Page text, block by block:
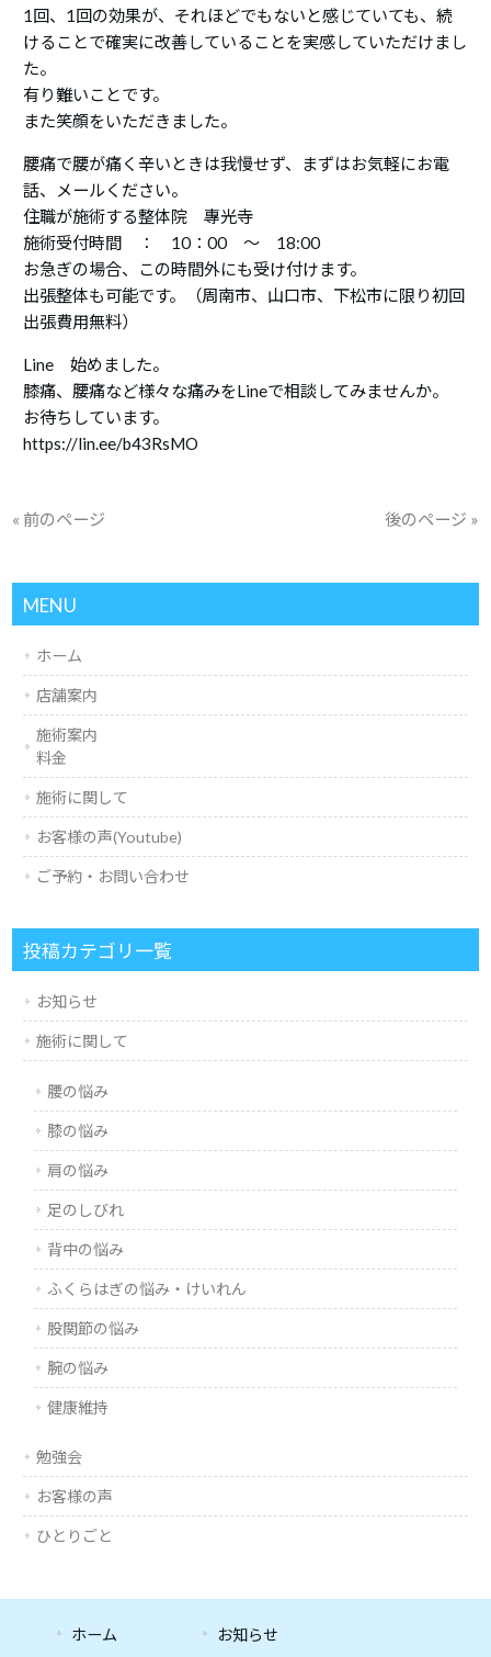
1回、1回の効果が、それほどでもないと感じていても、続
けることで確実に改善していることを実感していただけまし
た。
有り難いことです。
また笑顔をいただきました。
腰痛で腰が痛く辛いときは我慢せず、まずはお気軽にお電
話、メールください。
住職が施術する整体院 專光寺
施術受付時間 ： 10：00 ～ 18:00
お急ぎの場合、この時間外にも受け付けます。
出張整体も可能です。（周南市、山口市、下松市に限り初回
出張費用無料）
Line 始めました。
膝痛、腰痛など様々な痛みをLineで相談してみませんか。
お待ちしています。
https://lin.ee/b43RsMO
« 前のページ 後のページ »
MENU
ホーム
店舗案内
施術案内
料金
施術に関して
お客様の声(Youtube)
ご予約・お問い合わせ
投稿カテゴリ一覧
お知らせ
施術に関して
腰の悩み
膝の悩み
肩の悩み
足のしびれ
背中の悩み
ふくらはぎの悩み・けいれん
股関節の悩み
腕の悩み
健康維持
勉強会
お客様の声
ひとりごと
ホーム お知らせ